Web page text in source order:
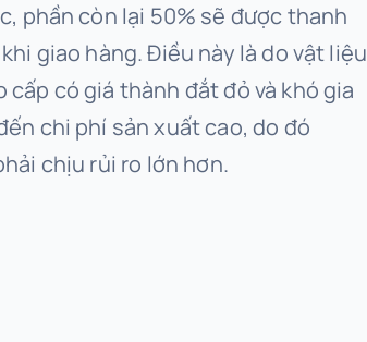
phần còn lại 50% sẽ được thanh
giao hàng. Điều này là do vật liệu
cấp có giá thành đắt đỏ và khó gia
chi phí sản xuất cao, do đó
chịu rủi ro lớn hơn.